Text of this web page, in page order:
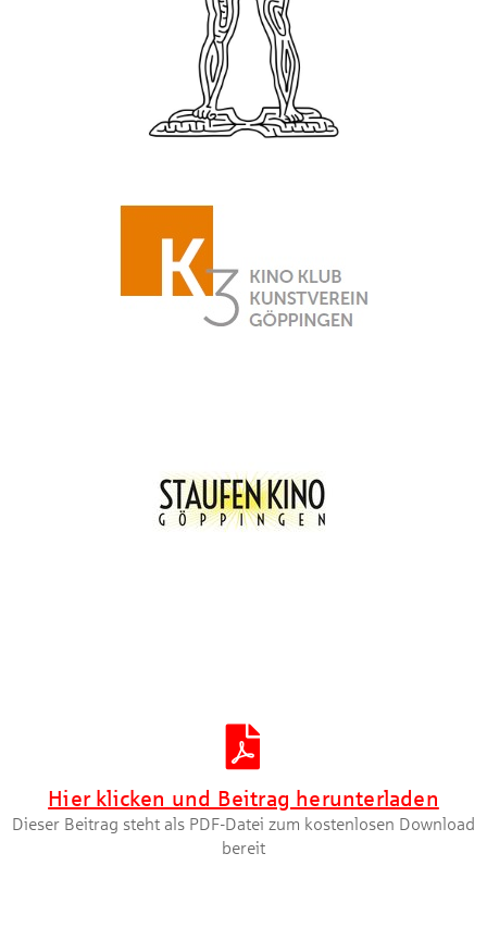
Hier klicken und Beitrag herunterladen
Dieser Beitrag steht als PDF-Datei zum kostenlosen Download
bereit